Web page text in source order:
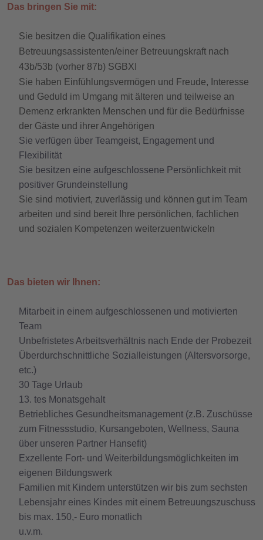
Das bringen Sie mit:
Sie besitzen die Qualifikation eines
Betreuungsassistenten/einer Betreuungskraft nach
43b/53b (vorher 87b) SGBXI
Sie haben Einfühlungsvermögen und Freude, Interesse
und Geduld im Umgang mit älteren und teilweise an
Demenz erkrankten Menschen und für die Bedürfnisse
der Gäste und ihrer Angehörigen
Sie verfügen über Teamgeist, Engagement und
Flexibilität
Sie besitzen eine aufgeschlossene Persönlichkeit mit
positiver Grundeinstellung
Sie sind motiviert, zuverlässig und können gut im Team
arbeiten und sind bereit Ihre persönlichen, fachlichen
und sozialen Kompetenzen weiterzuentwickeln
Das bieten wir Ihnen:
Mitarbeit in einem aufgeschlossenen und motivierten
Team
Unbefristetes Arbeitsverhältnis nach Ende der Probezeit
Überdurchschnittliche Sozialleistungen (Altersvorsorge,
etc.)
30 Tage Urlaub
13. tes Monatsgehalt
Betriebliches Gesundheitsmanagement (z.B. Zuschüsse
zum Fitnessstudio, Kursangeboten, Wellness, Sauna
über unseren Partner Hansefit)
Exzellente Fort- und Weiterbildungsmöglichkeiten im
eigenen Bildungswerk
Familien mit Kindern unterstützen wir bis zum sechsten
Lebensjahr eines Kindes mit einem Betreuungszuschuss
bis max. 150,- Euro monatlich
u.v.m.